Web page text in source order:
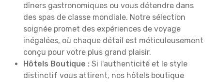
dîners gastronomiques ou vous détendre dans
des spas de classe mondiale. Notre sélection
soignée promet des expériences de voyage
inégalées, où chaque détail est méticuleusement
conçu pour votre plus grand plaisir.
Hôtels Boutique : Si l'authenticité et le style
distinctif vous attirent, nos hôtels boutique